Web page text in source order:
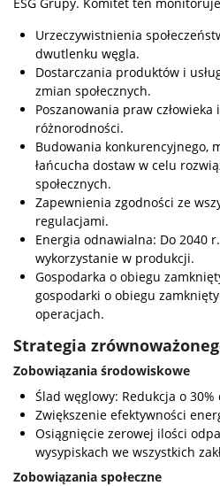
Urzeczywistnienia
dwutlenku węgla.
Dostarczania produktów i
zmian społecznych.
Poszanowania praw
różnorodności.
Budowania konkurencyjnego,
łańcucha dostaw w celu
społecznych.
Zapewnienia zgodności ze
regulacjami.
Energia odnawialna: Do 2040
wykorzystanie w produkcji.
Gospodarka o obiegu
gospodarki o obiegu
operacjach.
Strategia
Zobowiązania środowiskowe
Ślad węglowy: Redukcja o 30%
Zwiększenie efektywności
Osiągnięcie zerowej ilości
wysypiskach we wszystkich
Zobowiązania społeczne